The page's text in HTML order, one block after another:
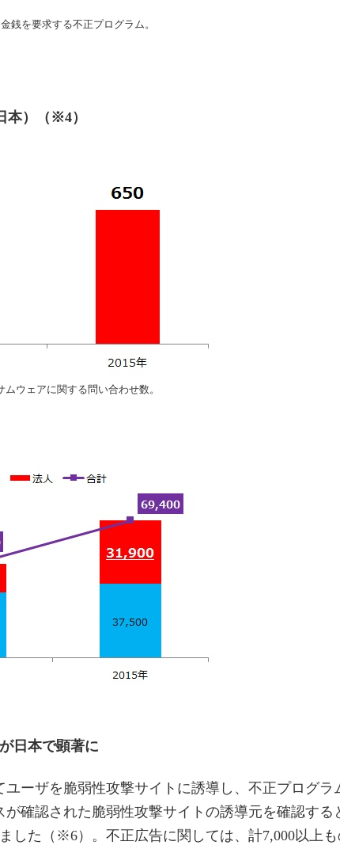
銭を要求する不正プログラム。
本）（※4）
ウェアに関する問い合わせ数。
日本で顕著に
ーザを脆弱性攻撃サイトに誘導し、不正プログラ
確認された脆弱性攻撃サイトの誘導元を確認する
した（※6）。不正広告に関しては、計7,000以上